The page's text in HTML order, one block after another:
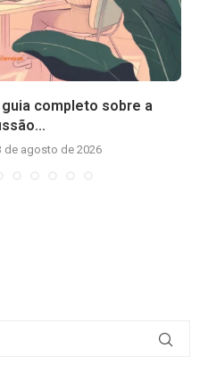
completo sobre a
de agosto de 2026